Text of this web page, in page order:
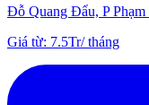
Đỗ Quang Đẩu, P
Giá từ: 7.5Tr/tháng